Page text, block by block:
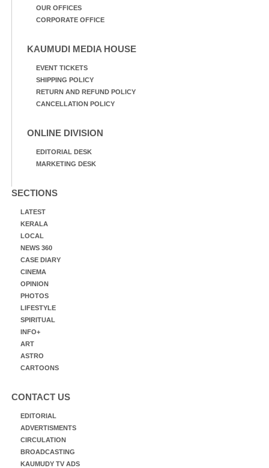
OUR OFFICES
CORPORATE OFFICE
KAUMUDI MEDIA HOUSE
EVENT TICKETS
SHIPPING POLICY
RETURN AND REFUND POLICY
CANCELLATION POLICY
ONLINE DIVISION
EDITORIAL DESK
MARKETING DESK
SECTIONS
LATEST
KERALA
LOCAL
NEWS 360
CASE DIARY
CINEMA
OPINION
PHOTOS
LIFESTYLE
SPIRITUAL
INFO+
ART
ASTRO
CARTOONS
CONTACT US
EDITORIAL
ADVERTISMENTS
CIRCULATION
BROADCASTING
KAUMUDY TV ADS